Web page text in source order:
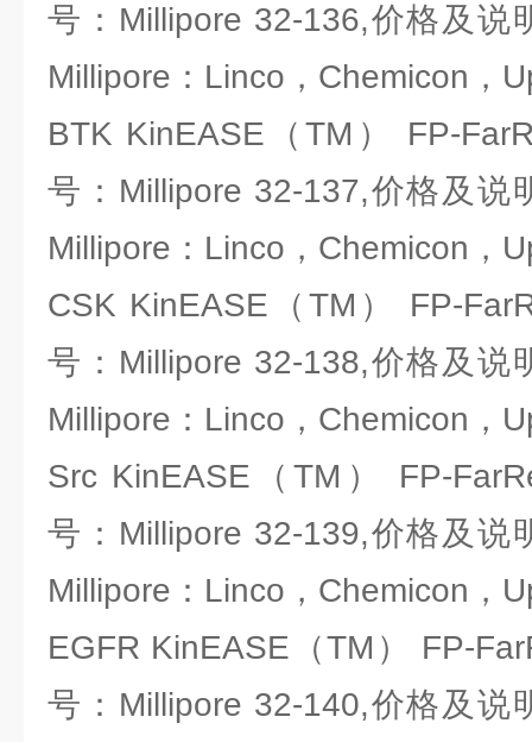
号：Millipore 32-136,价格及说
Millipore：Linco，Chemicon，
BTK KinEASE（TM） FP-
号：Millipore 32-137,价格及说
Millipore：Linco，Chemicon，
CSK KinEASE（TM） FP-
号：Millipore 32-138,价格及说
Millipore：Linco，Chemicon，
Src KinEASE（TM） FP-
号：Millipore 32-139,价格及说
Millipore：Linco，Chemicon，
EGFR KinEASE（TM） FP-
号：Millipore 32-140,价格及说